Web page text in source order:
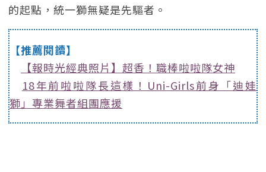
的起點，統一獅無疑是先驅者。
【推薦閱讀】
【報時光經典照片】超香！職棒啦啦隊女神
18年前啦啦隊長這樣！Uni-Girls前身「迪娃
獅」專業舞者組團應援